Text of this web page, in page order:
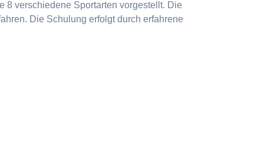
8 verschiedene Sportarten vorgestellt. Die
Die Schulung erfolgt durch erfahrene